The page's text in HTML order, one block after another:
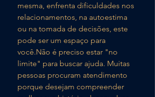
mesma, enfrenta dificuldades nos
relacionamentos, na autoestima
ou na tomada de decisões, este
pode ser um espaço para
você.Não é preciso estar "no
limite" para buscar ajuda. Muitas
pessoas procuram atendimento
porque desejam compreender